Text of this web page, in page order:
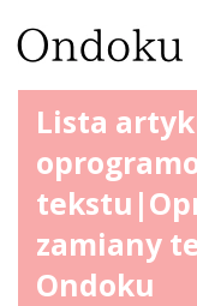
Lista
zamiany
Ondoku